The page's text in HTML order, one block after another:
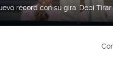
récord con su gira 'Debí